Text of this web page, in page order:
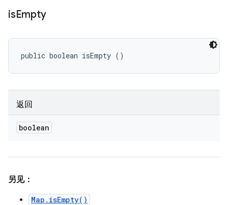
isEmpty
public boolean isEmpty ()
返回
boolean
另见：
Map.isEmpty()